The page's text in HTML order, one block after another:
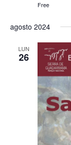
Free
agosto 2024
LUN
26